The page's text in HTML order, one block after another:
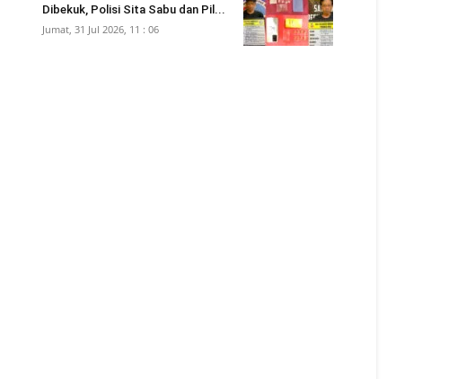
Dibekuk, Polisi Sita Sabu dan Pil...
Jumat, 31 Jul 2026, 11 : 06